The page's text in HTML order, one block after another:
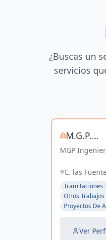
¿Buscas un
servicios
M.G.P.
MGP
desarrollo de
Arquitectura.
amplia
el sector
Logístico,
C. las
Sevilla,
Tramitaciones
Otros Trabajos
Proyectos De
Ver